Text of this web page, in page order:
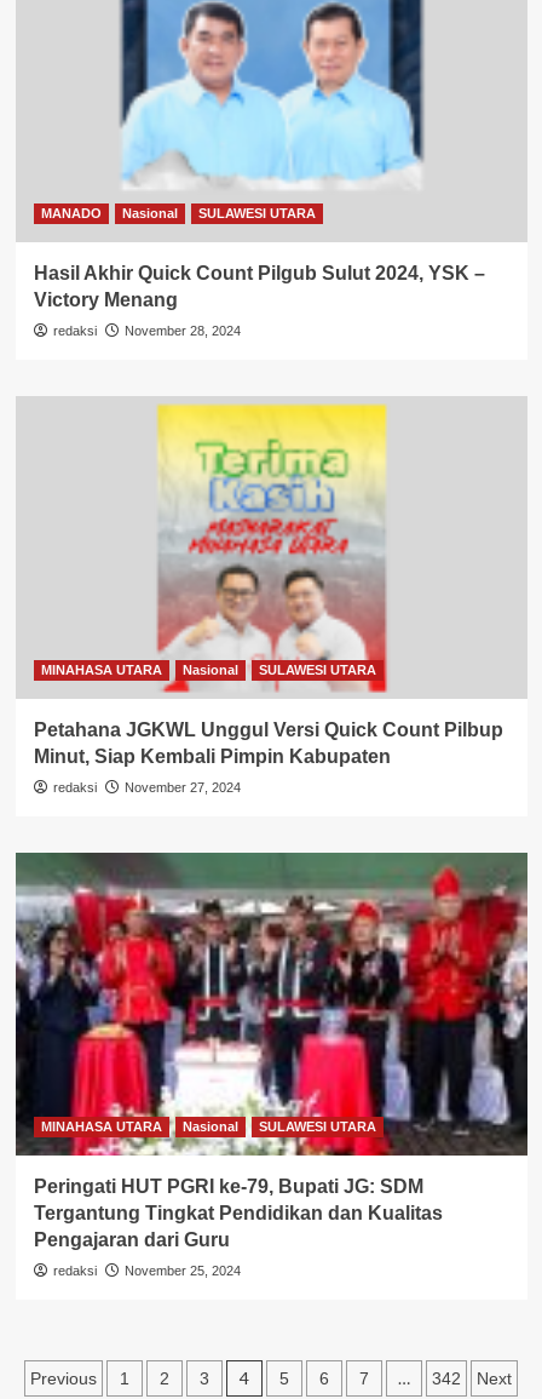
MANADO Nasional SULAWESI UTARA
Hasil Akhir Quick Count Pilgub Sulut 2024, YSK –
Victory Menang
redaksi November 28, 2024
MINAHASA UTARA Nasional SULAWESI UTARA
Petahana JGKWL Unggul Versi Quick Count Pilbup
Minut, Siap Kembali Pimpin Kabupaten
redaksi November 27, 2024
MINAHASA UTARA Nasional SULAWESI UTARA
Peringati HUT PGRI ke-79, Bupati JG: SDM
Tergantung Tingkat Pendidikan dan Kualitas
Pengajaran dari Guru
redaksi November 25, 2024
Paginasi
Previous 1 2 3 4 5 6 7 … 342 Next